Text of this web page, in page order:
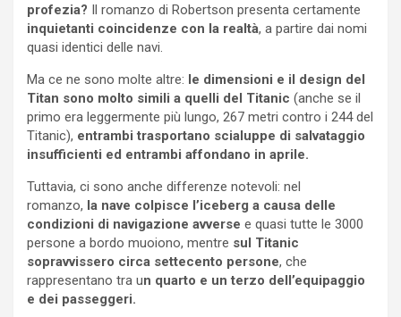
profezia? Il romanzo di Robertson presenta certamente
inquietanti coincidenze con la realtà, a partire dai nomi
quasi identici delle navi.
Ma ce ne sono molte altre: le dimensioni e il design del
Titan sono molto simili a quelli del Titanic (anche se il
primo era leggermente più lungo, 267 metri contro i 244 del
Titanic), entrambi trasportano scialuppe di salvataggio
insufficienti ed entrambi affondano in aprile.
Tuttavia, ci sono anche differenze notevoli: nel
romanzo, la nave colpisce l’iceberg a causa delle
condizioni di navigazione avverse e quasi tutte le 3000
persone a bordo muoiono, mentre sul Titanic
sopravvissero circa settecento persone, che
rappresentano tra un quarto e un terzo dell’equipaggio
e dei passeggeri.